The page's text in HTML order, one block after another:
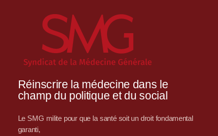
Réinscrire la médecine dans le
champ du politique et du social
Le SMG milite pour que la santé soit un droit fondamental
garanti,